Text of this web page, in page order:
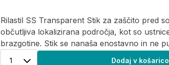
Rilastil SS Transparent Stik za zaščito pred
občutljiva lokalizirana področja, kot so
brazgotine. Stik se nanaša enostavno in ne
1 Dodaj v košarico